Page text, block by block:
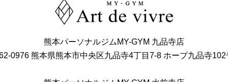
熊本パーソナルジムMY-GYM 九品寺店
0976 熊本県熊本市中央区九品寺4丁目7-8 ホープ九品寺102